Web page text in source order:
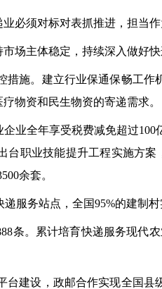
必须对标对表抓推进，担当作
场主体稳定，持续深入做好快
施。建立行业保通保畅工作
物资和民生物资的寄递需求。
业全年享受税费减免超过100
职业技能提升工程实施方案
余套。
服务站点，全国95%的建制村
条。累计培育快递服务现代
建设，政邮合作实现全国县